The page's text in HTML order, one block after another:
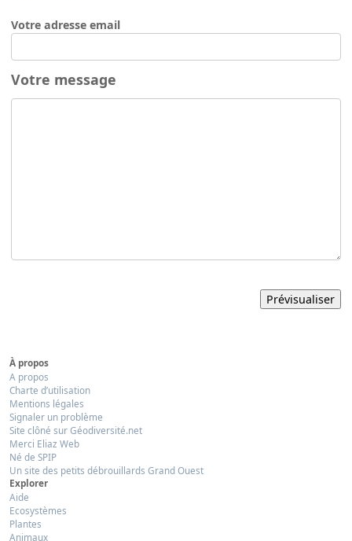
Votre adresse email
Votre message
À propos
A propos
Charte d’utilisation
Mentions légales
Signaler un problème
Site clôné sur Géodiversité.net
Merci Eliaz Web
Né de SPIP
Un site des petits débrouillards Grand Ouest
Explorer
Aide
Ecosystèmes
Plantes
Animaux